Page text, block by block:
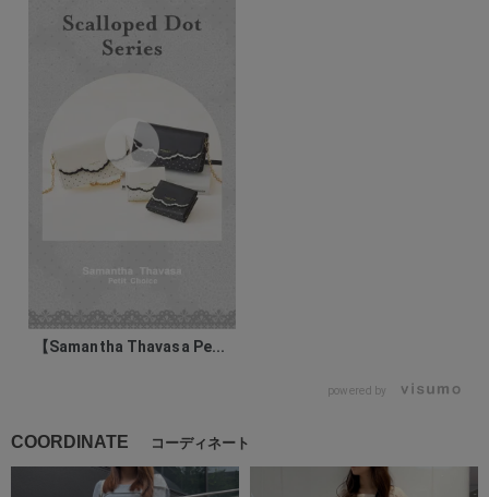
【Samantha Thavasa Pe...
powered by
COORDINATE コーディネート